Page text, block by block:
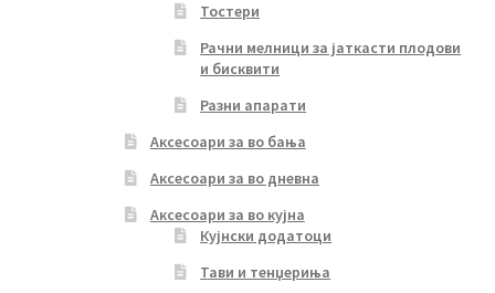
Тостери
Рачни мелници за јаткасти плодови
и бисквити
Разни апарати
Аксесоари за во бања
Аксесоари за во дневна
Аксесоари за во кујна
Кујнски додатоци
Тави и тенџериња